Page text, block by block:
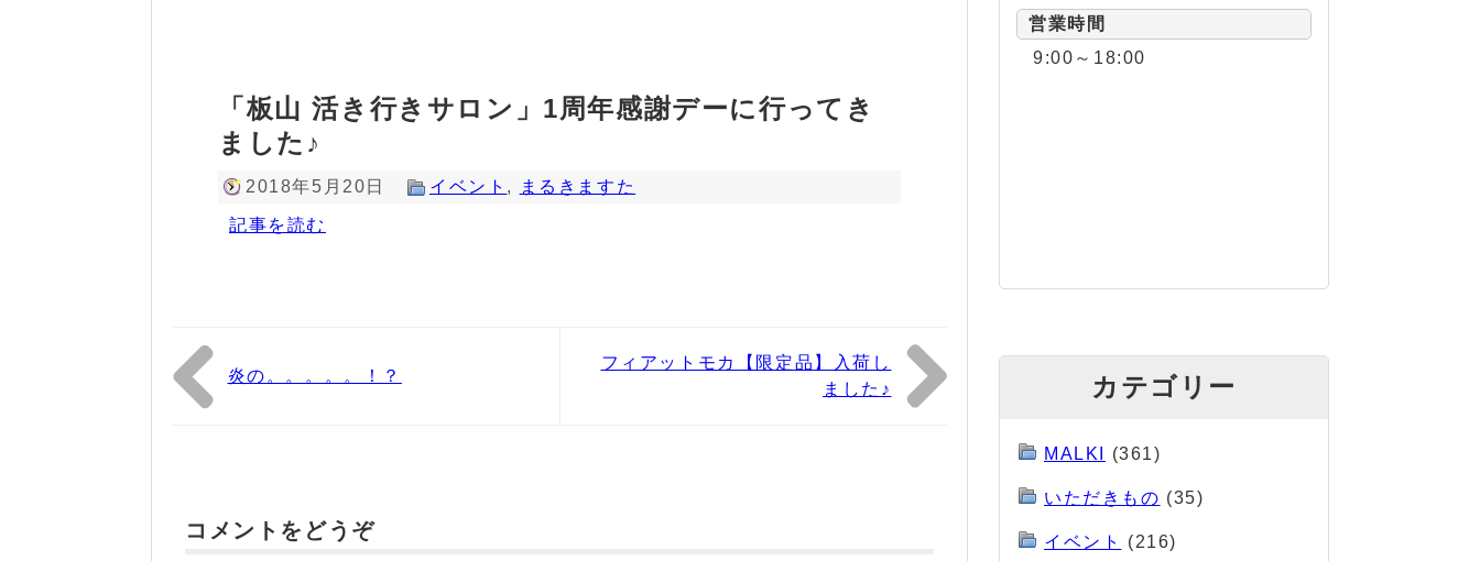
「板山 活き行きサロン」1周年感謝デーに行ってき
ました♪
2018年5月20日 イベント , まるきますた
記事を読む
炎の。。。。。！？
フィアットモカ【限定品】入荷し
ました♪
コメントをどうぞ
営業時間
9:00～18:00
カテゴリー
MALKI (361)
いただきもの (35)
イベント (216)